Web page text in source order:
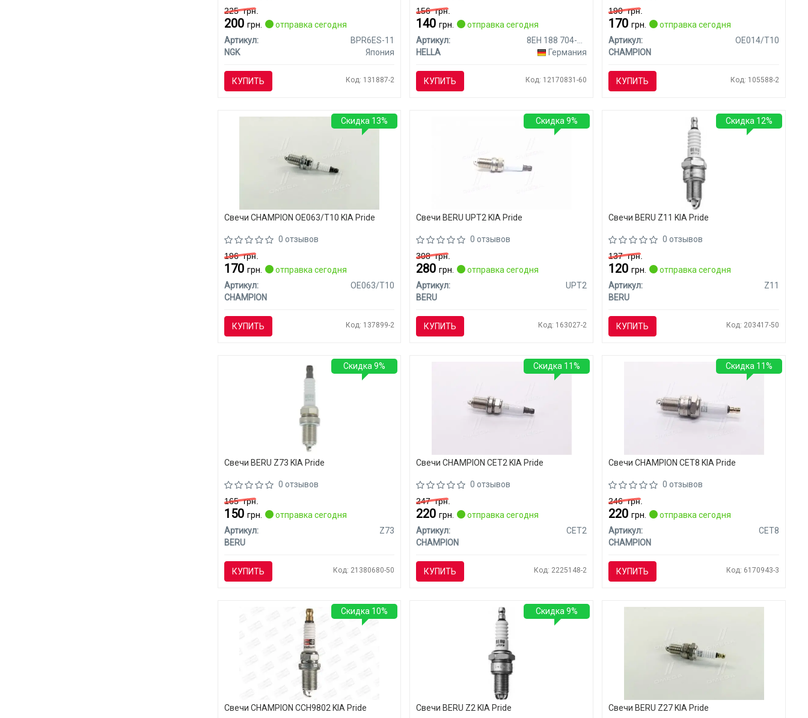
225грн.
200 грн.
отправка сегодня
Артикул:
BPR6ES-11
NGK
Япония
КУПИТЬ Код: 131887-2
156грн.
140грн.
отправка сегодня
Артикул:
8EH 188 704-041
HELLA
Германия
КУПИТЬ Код: 12170831-60
190грн.
170грн.
отправка сегодня
Артикул:
OE014/T10
CHAMPION
КУПИТЬ Код: 105588-2
Свечи CHAMPION OE063/T10 KIA Pride
0 отзывов
196грн.
170 грн.
отправка сегодня
Артикул:
OE063/T10
CHAMPION
КУПИТЬ Код: 137899-2
Скидка 13%
Свечи BERU UPT2 KIA Pride
0 отзывов
308грн.
280грн.
отправка сегодня
Артикул:
UPT2
BERU
КУПИТЬ Код: 163027-2
Скидка 9%
Свечи BERU Z11 KIA Pride
0 отзывов
137грн.
120грн.
отправка сегодня
Артикул:
Z11
BERU
КУПИТЬ Код: 203417-50
Скидка 12%
Свечи BERU Z73 KIA Pride
0 отзывов
165грн.
150 грн.
отправка сегодня
Артикул:
Z73
BERU
КУПИТЬ Код: 21380680-50
Скидка 9%
Свечи CHAMPION CET2 KIA Pride
0 отзывов
247грн.
220грн.
отправка сегодня
Артикул:
CET2
CHAMPION
КУПИТЬ Код: 2225148-2
Скидка 11%
Свечи CHAMPION CET8 KIA Pride
0 отзывов
246грн.
220грн.
отправка сегодня
Артикул:
CET8
CHAMPION
КУПИТЬ Код: 6170943-3
Скидка 11%
Свечи CHAMPION CCH9802 KIA Pride
Скидка 10%
Свечи BERU Z2 KIA Pride
Скидка 9%
Свечи BERU Z27 KIA Pride